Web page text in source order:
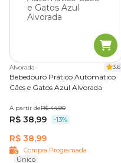
Alvorada 3.6
Bebedouro Prático Automático
Cães e Gatos Azul Alvorada
A partir deR$ 44,90
R$ 38,99 -13%
R$ 38,99
Compra Programada
Único